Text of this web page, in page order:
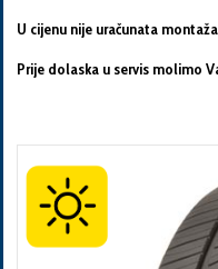
U cijenu nije uračunata
Prije dolaska u servis molimo